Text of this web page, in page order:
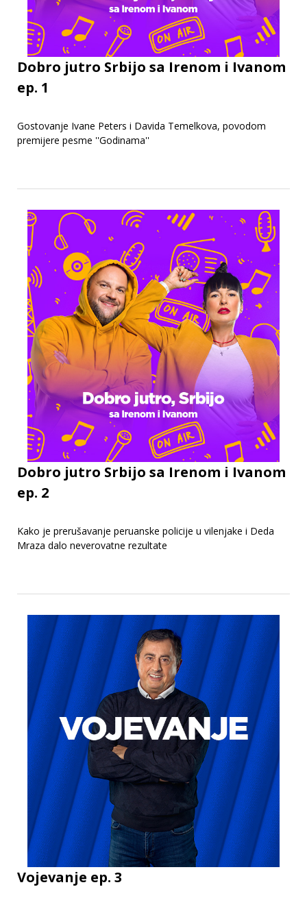
Dobro jutro Srbijo sa Irenom i Ivanom
ep. 1
Gostovanje Ivane Peters i Davida Temelkova, povodom
premijere pesme ''Godinama''
Dobro jutro Srbijo sa Irenom i Ivanom
ep. 2
Kako je prerušavanje peruanske policije u vilenjake i Deda
Mraza dalo neverovatne rezultate
Vojevanje ep. 3